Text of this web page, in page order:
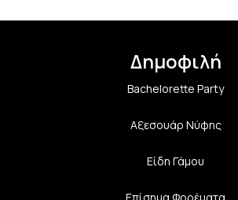
Δημοφιλή
Bachelorette Party
Αξεσουάρ Νύφης
Είδη Γάμου
Επίσημα Φορέματα